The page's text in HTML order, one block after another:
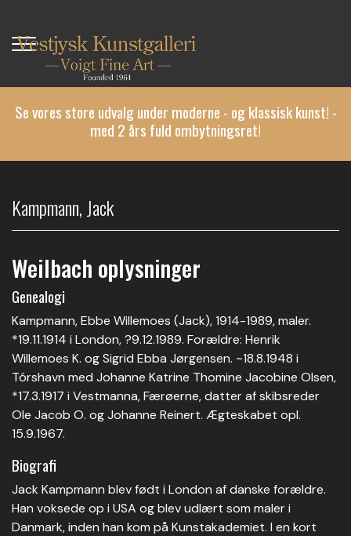
hovedindhold
Se vores store udvalg under moderne - og klassisk kunst! -
med 2 års fuld ombytningsret!
Kampmann, Jack
Weilbach oplysninger
Genealogi
Kampmann, Ebbe Willemoes (Jack), 1914-1989, maler.
*19.11.1914 i London, ?9.12.1989. Forældre: Henrik
Willemoes K. og Sigrid Ebba Jørgensen. ~18.8.1948 i
Tórshavn med Johanne Katrine Thomine Jacobine Olsen,
*17.3.1917 i Vestmanna, Færøerne, datter af skibsreder
Ole Jacob O. og Johanne Reinert. Ægteskabet opl.
15.9.1967.
Biografi
Jack Kampmann blev født i London af danske forældre.
Han voksede op i USA og blev udlært som maler i
Danmark, inden han kom på Kunstakademiet. I en kort